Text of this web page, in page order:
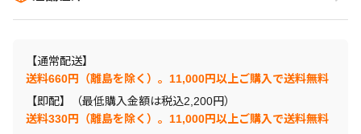
【通常配送】
送料660円（離島を除く）。11,000円以上ご購入で送料無料
【即配】（最低購入金額は税込2,200円）
送料330円（離島を除く）。11,000円以上ご購入で送料無料